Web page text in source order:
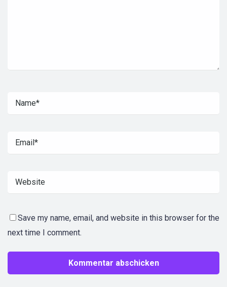
Save my name, email, and website in this browser for the
next time I comment.